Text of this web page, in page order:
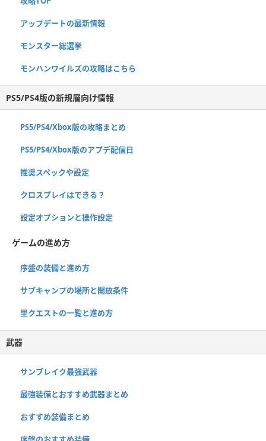
アップデートの最新情報
モンスター総選挙
モンハンワイルズの攻略はこちら
PS5/PS4版の新規層向け情報
PS5/PS4/Xbox版の攻略まとめ
PS5/PS4/Xbox版のアプデ配信日
推奨スペックや設定
クロスプレイはできる？
設定オプションと操作設定
ゲームの進め方
序盤の装備と進め方
サブキャンプの場所と開放条件
里クエストの一覧と進め方
武器
サンブレイク最強武器
最強装備とおすすめ武器まとめ
おすすめ装備まとめ